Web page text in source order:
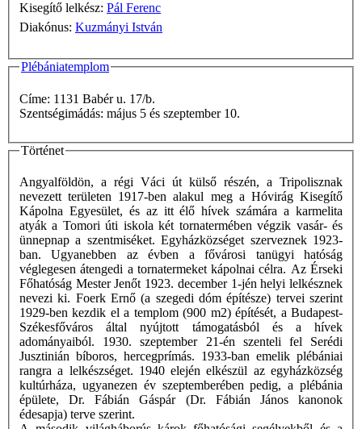
Kisegítő lelkész: Pál Ferenc
Diakónus: Kuzmányi István
Plébániatemplom
Címe: 1131 Babér u. 17/b.
Szentségimádás: május 5 és szeptember 10.
Történet
Angyalföldön, a régi Váci út külső részén, a Tripolisznak
nevezett területen 1917-ben alakul meg a Hóvirág Kisegítő
Kápolna Egyesület, és az itt élő hívek számára a karmelita
atyák a Tomori úti iskola két tornatermében végzik vasár- és
ünnepnap a szentmiséket. Egyházközséget szerveznek 1923-
ban. Ugyanebben az évben a fővárosi tanügyi hatóság
véglegesen átengedi a tornatermeket kápolnai célra. Az Érseki
Főhatóság Mester Jenőt 1923. december 1-jén helyi lelkésznek
nevezi ki. Foerk Ernő (a szegedi dóm építésze) tervei szerint
1929-ben kezdik el a templom (900 m2) építését, a Budapest-
Székesfőváros által nyújtott támogatásból és a hívek
adományaiból. 1930. szeptember 21-én szenteli fel Serédi
Jusztinián bíboros, hercegprímás. 1933-ban emelik plébániai
rangra a lelkészséget. 1940 elején elkészül az egyházközség
kultúrháza, ugyanezen év szeptemberében pedig, a plébánia
épülete, Dr. Fábián Gáspár (Dr. Fábián János kanonok
édesapja) terve szerint.